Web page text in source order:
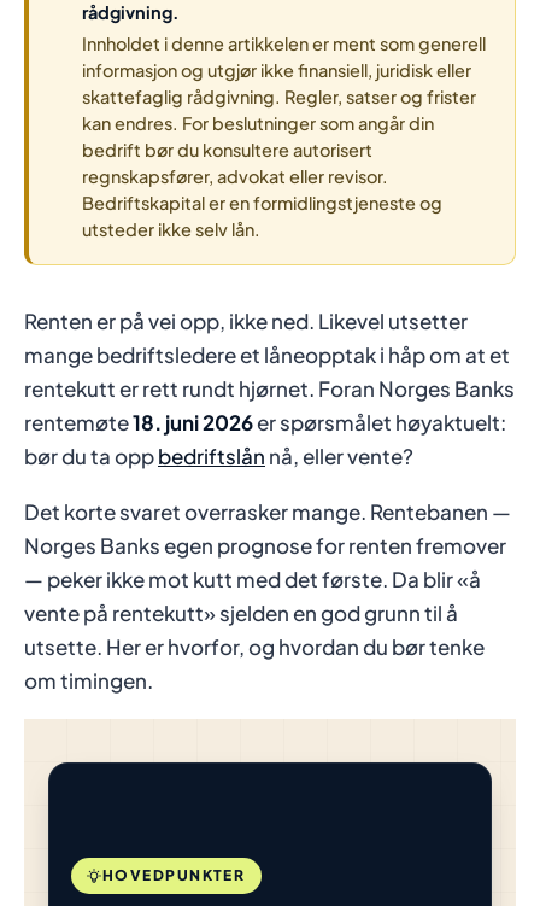
rådgivning.
Innholdet i denne artikkelen er ment som generell
informasjon og utgjør ikke finansiell, juridisk eller
skattefaglig rådgivning. Regler, satser og frister
kan endres. For beslutninger som angår din
bedrift bør du konsultere autorisert
regnskapsfører, advokat eller revisor.
Bedriftskapital er en formidlingstjeneste og
utsteder ikke selv lån.
Renten er på vei opp, ikke ned. Likevel utsetter
mange bedriftsledere et låneopptak i håp om at et
rentekutt er rett rundt hjørnet. Foran Norges Banks
rentemøte18. juni 2026er spørsmålet høyaktuelt:
bør du ta oppbedriftslån nå, eller vente?
Det korte svaret overrasker mange. Rentebanen —
Norges Banks egen prognose for renten fremover
— peker ikke mot kutt med det første. Da blir «å
vente på rentekutt» sjelden en god grunn til å
utsette. Her er hvorfor, og hvordan du bør tenke
om timingen.
HOVEDPUNKTER